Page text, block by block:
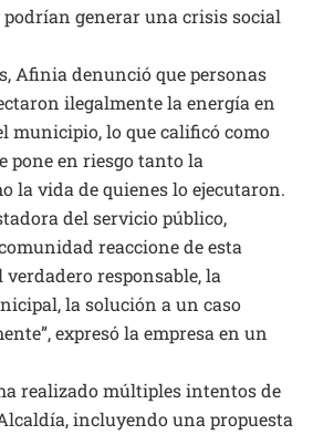
podrían generar una crisis social
Afinia denunció que personas
ilegalmente la energía en
municipio, lo que calificó como
pone en riesgo tanto la
la vida de quienes lo ejecutaron.
del servicio público,
reaccione de esta
responsable, la
la solución a un caso
expresó la empresa en un
realizado múltiples intentos de
incluyendo una propuesta